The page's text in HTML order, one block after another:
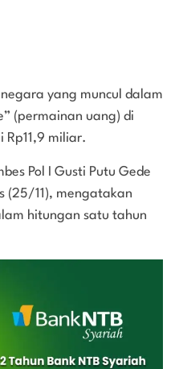
yang muncul dalam
(permainan uang) di
Rp11,9 miliar.
Pol I Gusti Putu Gede
(25/11), mengatakan
hitungan satu tahun